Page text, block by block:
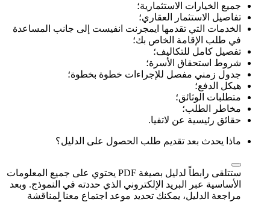
جميع الخيارات الاستثمارية؛
تفاصيل الاستثمار العقاري؛
الخدمات التي تقدمها ايمجرنت انفيست إلى جانب المساعدة
في طلب الإقامة الخاص بك؛
تفصيل كامل للتكاليف؛
شروط استحقاق الأسرة؛
جدول زمني مفصل للإجراءات خطوة بخطوة؛
هيكل الدفع؛
متطلبات الوثائق؛
مخاطر الطلب؛
حقائق رئيسية عن لاتفيا.
ماذا يحدث بعد تقديم طلب الحصول على الدليل؟
ستتلقى رابطاً لدليل بصيغة PDF يحتوي على جميع المعلومات
الأساسية عبر البريد الإلكتروني الذي حددته في النموذج. وبعد
مراجعة الدليل، يمكنك تحديد موعد اجتماع معنا لمناقشة